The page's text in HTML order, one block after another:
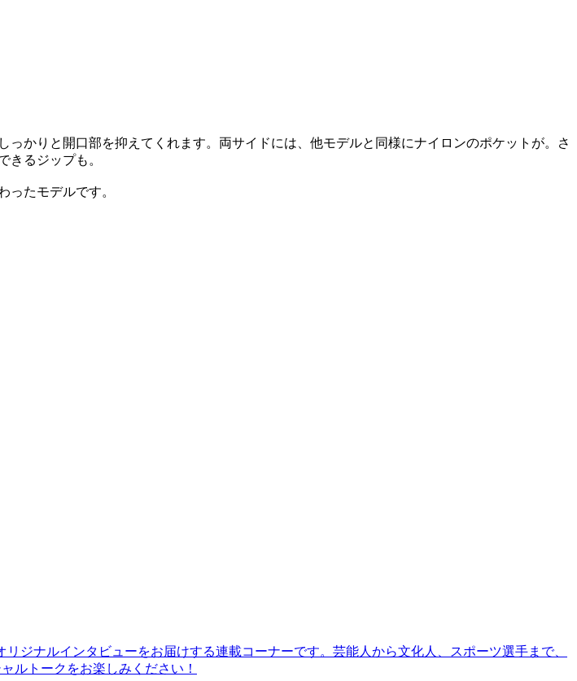
かりと開口部を抑えてくれます。両サイドには、他モデルと同様にナイロンのポケットが。さ
きるジップも。
ったモデルです。
ジナルインタビューをお届けする連載コーナーです。芸能人から文化人、スポーツ選手まで、
ルトークをお楽しみください！